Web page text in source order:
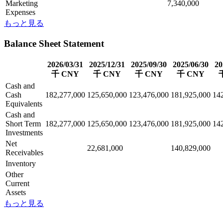
Marketing
Expenses
7,340,000
もっと見る
Balance Sheet Statement
2026/03/31
千 CNY
2025/12/31
千 CNY
2025/09/30
千 CNY
2025/06/30
千 CNY
Cash and
Cash
Equivalents
182,277,000 125,650,000 123,476,000 181,925,000
Cash and
Short Term
Investments
182,277,000 125,650,000 123,476,000 181,925,000
Net
Receivables
22,681,000
140,829,000
Inventory
Other
Current
Assets
もっと見る